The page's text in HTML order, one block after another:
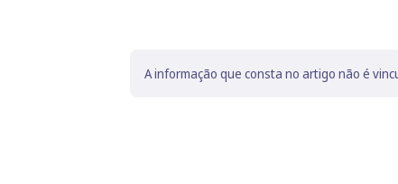
A informação que consta no artigo não é